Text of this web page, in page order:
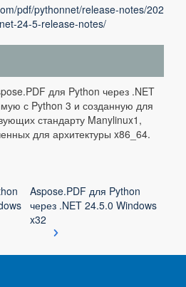
pdf/pythonnet/release-notes/202
24-5-release-notes/
для Python через .NET
с Python 3 и созданную для
стандарту Manylinux1,
для архитектуры x86_64.
Aspose.PDF для Python
через .NET 24.5.0 Windows
x32